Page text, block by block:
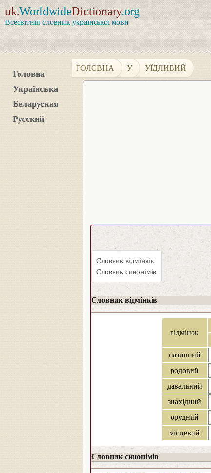
uk.WorldwideDictionary.org
Всесвітній словник української мови
Головна
Українська
Беларуская
Русский
ГОЛОВНА У УЇДЛИВИЙ
Словник відмінків
Словник синонімів
Словник відмінків
відмінок
називний
родовий
давальний
знахідний
орудний
місцевий
Словник синонімів